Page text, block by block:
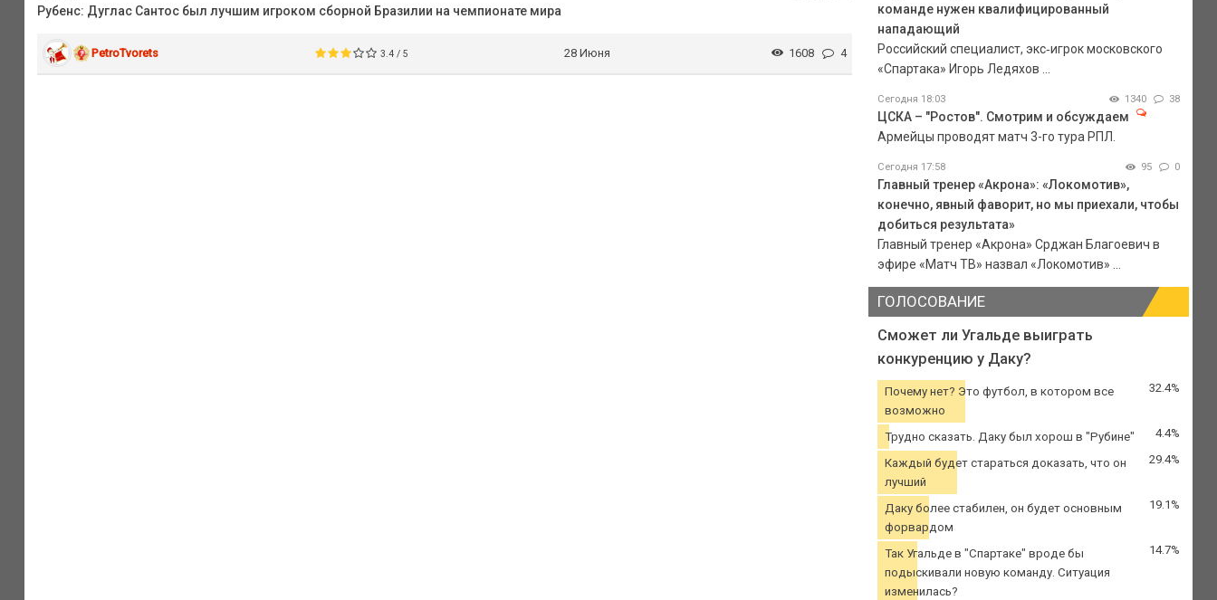
Рубенс: Дуглас Сантос был лучшим игроком сборной Бразилии на чемпионате мира
PetroTvorets 3.4 / 5 28 Июня 1608 4
команде нужен квалифицированный
нападающий
Российский специалист, экс‑игрок московского
«Спартака» Игорь Ледяхов ...
Сегодня 18:03 1340 38
ЦСКА – "Ростов". Смотрим и обсуждаем
Армейцы проводят матч 3-го тура РПЛ.
Сегодня 17:58 95 0
Главный тренер «Акрона»: «Локомотив»,
конечно, явный фаворит, но мы приехали, чтобы
добиться результата»
Главный тренер «Акрона» Срджан Благоевич в
эфире «Матч ТВ» назвал «Локомотив» ...
ГОЛОСОВАНИЕ
Сможет ли Угальде выиграть
конкуренцию у Даку?
Почему нет? Это футбол, в котором все
возможно
32.4%
Трудно сказать. Даку был хорош в "Рубине" 4.4%
Каждый будет стараться доказать, что он
лучший
29.4%
Даку более стабилен, он будет основным
форвардом
19.1%
Так Угальде в "Спартаке" вроде бы
подыскивали новую команду. Ситуация
изменилась?
14.7%